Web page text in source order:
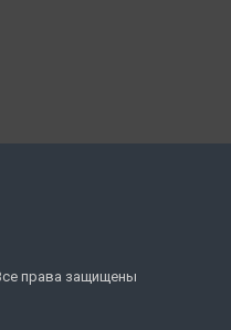
права защищены